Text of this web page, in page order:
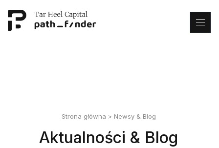
This is my archive
Strona główna > Newsy & Blog
Aktualności & Blog